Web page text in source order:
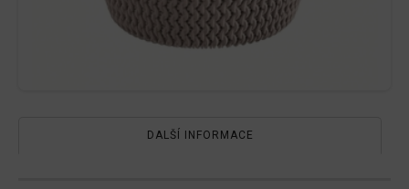
DALŠÍ INFORMACE